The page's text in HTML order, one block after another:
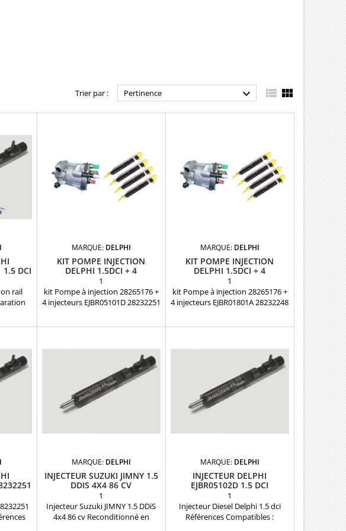
Trier par : Pertinence   
1.5 DCI
rail
,
,
dCi et
MARQUE: DELPHI
KIT POMPE INJECTION
DELPHI 1.5DCI + 4
INJECTEURS EJBR05101D
1
kit Pompe à injection 28265176 +
4 injecteurs EJBR05101D 28232251
R9042A014A - R9042A040A -
R9042A041A - R9042A042A -
28249552 - 28234982 - 9042A070A
- 9042A013A - 9042A014A -
9042A040A - 9042A041A -
9042A042A Pour motorisation
MARQUE: DELPHI
KIT POMPE INJECTION
DELPHI 1.5DCI + 4
INJECTEURS EJBR01801A
1
kit Pompe à injection 28265176 +
4 injecteurs EJBR01801A 28232248
R9042A014A - R9042A040A -
R9042A041A - R9042A042A -
28249552 - 28234982 - 9042A070A
- 9042A013A - 9042A014A -
9042A040A - 9042A041A -
9042A042A Pour motorisation
MARQUE: DELPHI
INJECTEUR SUZUKI JIMNY 1.5
DDIS 4X4 86 CV
1
Injecteur Suzuki JIMNY 1.5 DDiS
4x4 86 cv Reconditionné en
MARQUE: DELPHI
INJECTEUR DELPHI
EJBR05102D 1.5 DCI
1
Injecteur Diesel Delphi 1.5 dci
Références Compatibles :